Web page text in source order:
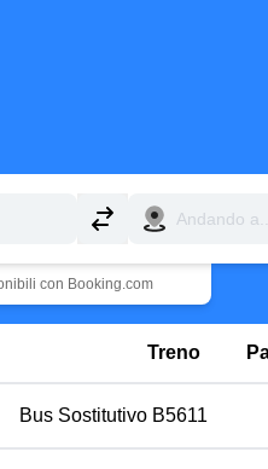
con Booking.com
Treno
Bus Sostitutivo B5611